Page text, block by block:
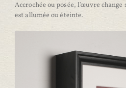
Accrochée ou posée, l’œuvre
est allumée ou éteinte.